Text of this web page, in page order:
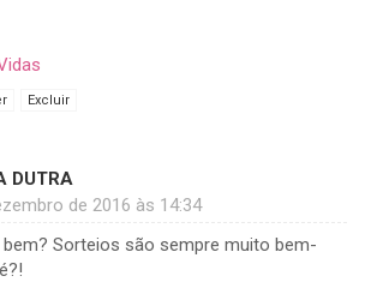
Excluir
DUTRA
de 2016 às 14:34
bem? Sorteios são sempre muito bem-